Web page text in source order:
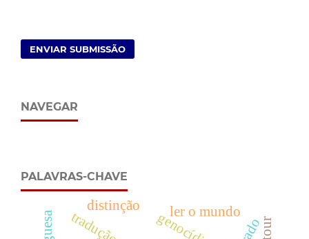
ENVIAR SUBMISSÃO
NAVEGAR
PALAVRAS-CHAVE
tradução
distinção ler o mundo